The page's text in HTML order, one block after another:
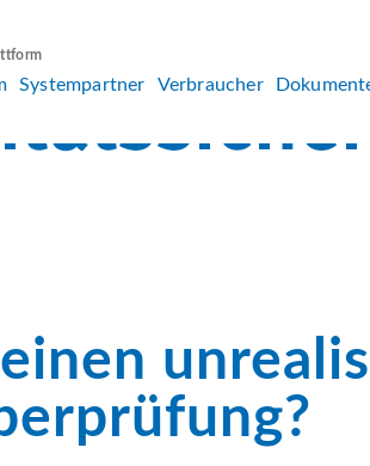
Systempartner Verbraucher